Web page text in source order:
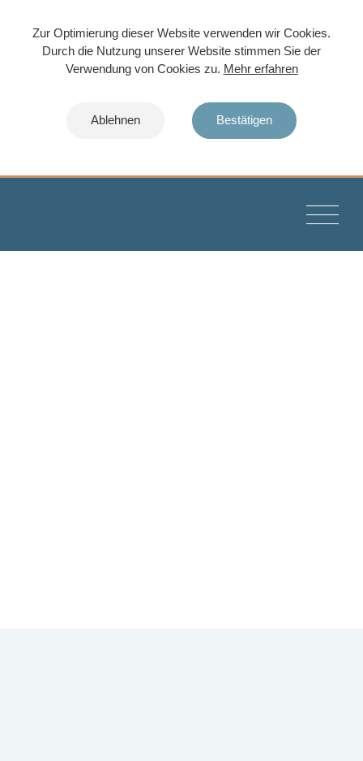
Zur Optimierung dieser Website verwenden wir Cookies.
Durch die Nutzung unserer Website stimmen Sie der
Verwendung von Cookies zu. Mehr erfahren
Ablehnen Bestätigen